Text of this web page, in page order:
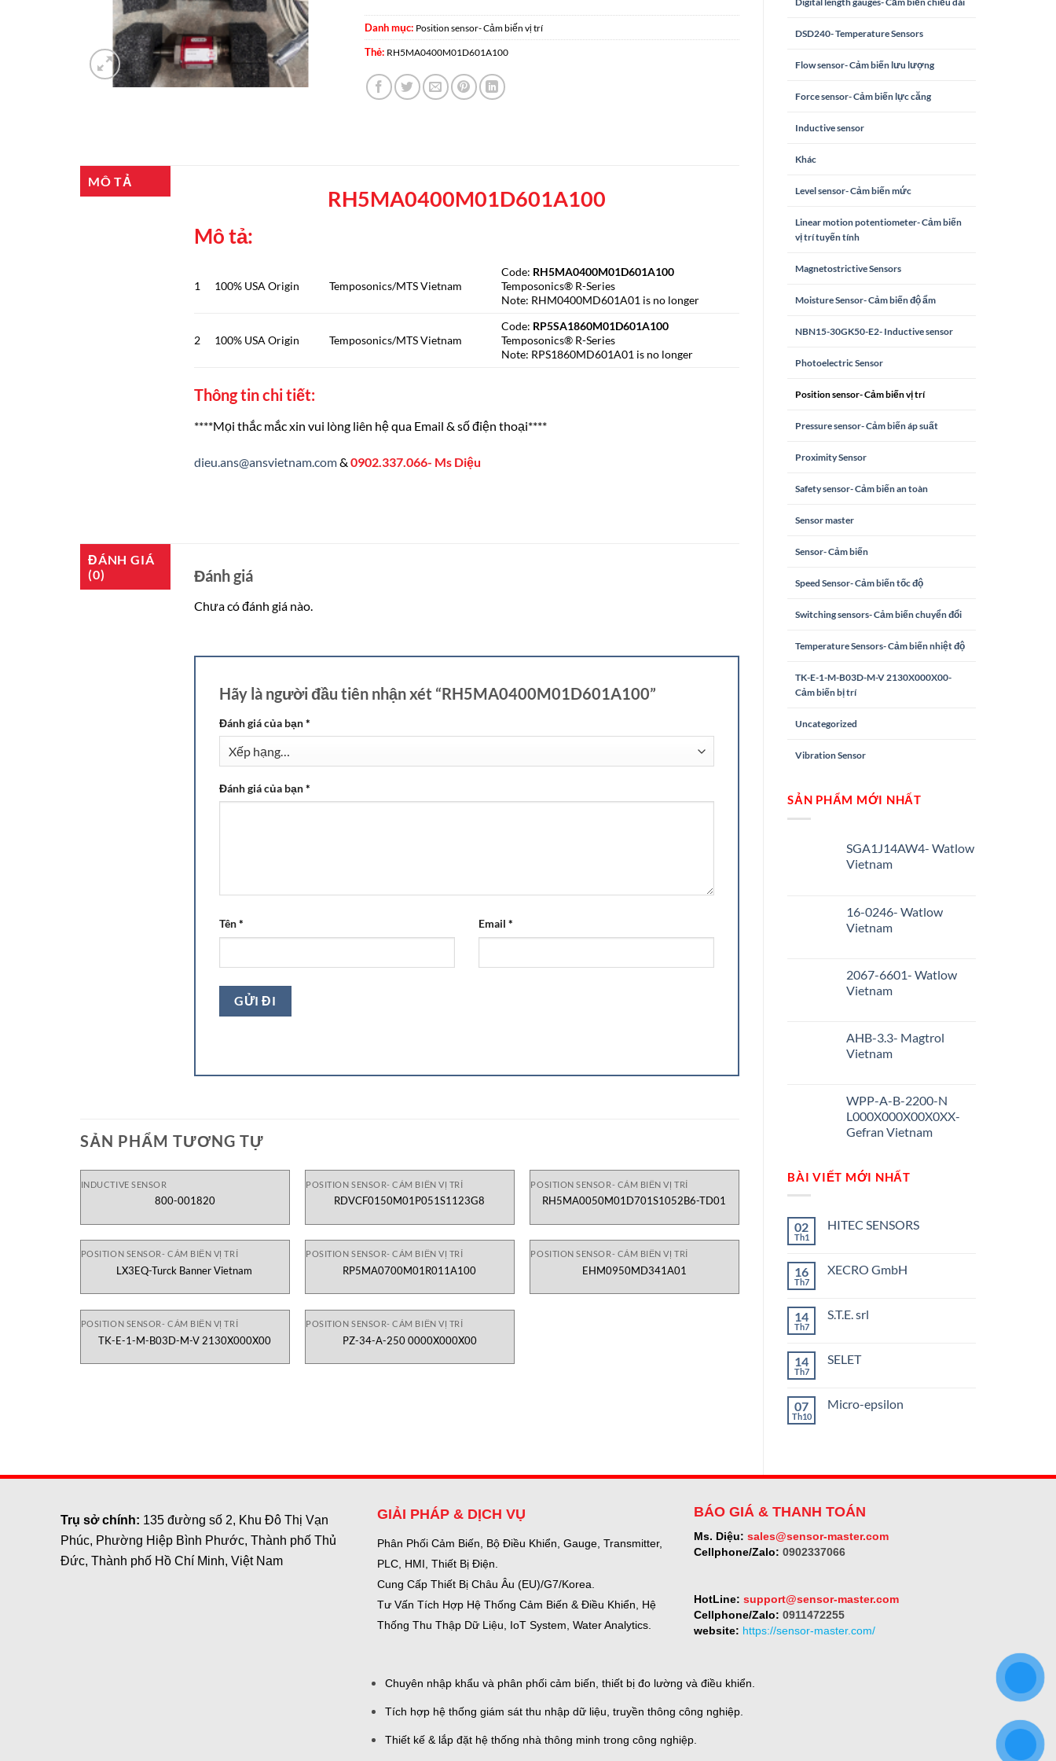
DSD240- Temperature Sensors
Flow sensor- Cảm biến lưu lượng
Force sensor- Cảm biến lực căng
Inductive sensor
Khác
Level sensor- Cảm biến mức
Linear motion potentiometer- Cảm biến
vị trí tuyến tính
Magnetostrictive Sensors
Moisture Sensor- Cảm biến độ ẩm
NBN15-30GK50-E2- Inductive sensor
Photoelectric Sensor
Position sensor- Cảm biến vị trí
Pressure sensor- Cảm biến áp suất
Proximity Sensor
Safety sensor- Cảm biến an toàn
Sensor master
Sensor- Cảm biến
Speed Sensor- Cảm biến tốc độ
Switching sensors- Cảm biến chuyển đổi
Temperature Sensors- Cảm biến nhiệt độ
TK-E-1-M-B03D-M-V 2130X000X00-
Cảm biến bị trí
Uncategorized
Vibration Sensor
SẢN PHẨM MỚI NHẤT
SGA1J14AW4- Watlow
Vietnam
16-0246- Watlow
Vietnam
2067-6601- Watlow
Vietnam
AHB-3.3- Magtrol
Vietnam
WPP-A-B-2200-N
L000X000X00X0XX-
Gefran Vietnam
BÀI VIẾT MỚI NHẤT
02
Th1
HITEC SENSORS
luận
16
Th7
XECRO GmbH
luận
14
Th7
S.T.E. srl
luận
14
Th7
SELET
luận
07
Th10
Micro-epsilon
epsilon
Danh mục: Position sensor- Cảm biến vị trí
Thẻ: RH5MA0400M01D601A100
MÔ TẢ
RH5MA0400M01D601A100
Mô tả:
1 100% USA Origin Temposonics/MTS Vietnam
Code: RH5MA0400M01D601A100
Temposonics® R-Series
Note: RHM0400MD601A01 is no longer
2 100% USA Origin Temposonics/MTS Vietnam
Code: RP5SA1860M01D601A100
Temposonics® R-Series
Note: RPS1860MD601A01 is no longer
Thông tin chi tiết:
****Mọi thắc mắc xin vui lòng liên hệ qua Email & số điện thoại****
dieu.ans@ansvietnam.com& 0902.337.066- Ms Diệu
ĐÁNH GIÁ
(0)
Đánh giá
Chưa có đánh giá nào.
Hãy là người đầu tiên nhận xét “RH5MA0400M01D601A100”
Đánh giá của bạn*
Đánh giá của bạn*
Tên* Email *
SẢN PHẨM TƯƠNG TỰ
INDUCTIVE SENSOR
800-001820
POSITION SENSOR- CẢM BIẾN VỊ TRÍ
RDVCF0150M01P051S1123G8
POSITION SENSOR- CẢM BIẾN VỊ TRÍ
RH5MA0050M01D701S1052B6-TD01
POSITION SENSOR- CẢM BIẾN VỊ TRÍ
LX3EQ-Turck Banner Vietnam
POSITION SENSOR- CẢM BIẾN VỊ TRÍ
RP5MA0700M01R011A100
POSITION SENSOR- CẢM BIẾN VỊ TRÍ
EHM0950MD341A01
POSITION SENSOR- CẢM BIẾN VỊ TRÍ
TK-E-1-M-B03D-M-V 2130X000X00
POSITION SENSOR- CẢM BIẾN VỊ TRÍ
PZ-34-A-250 0000X000X00
Trụ sở chính: 135 đường số 2, Khu Đô Thị Vạn
Phúc, Phường Hiệp Bình Phước, Thành phố Thủ
Đức, Thành phố Hồ Chí Minh, Việt Nam
GIẢI PHÁP & DỊCH VỤ
Phân Phối Cảm Biến, Bộ Điều Khiển, Gauge, Transmitter,
PLC, HMI, Thiết Bị Điện.
Cung Cấp Thiết Bị Châu Âu (EU)/G7/Korea.
Tư Vấn Tích Hợp Hệ Thống Cảm Biến & Điều Khiển, Hệ
Thống Thu Thập Dữ Liệu, IoT System, Water Analytics.
BÁO GIÁ & THANH TOÁN
Ms. Diệu: sales@sensor-master.com
Cellphone/Zalo: 0902337066
HotLine: support@sensor-master.com
Cellphone/Zalo: 0911472255
website: https://sensor-master.com/
Chuyên nhập khẩu và phân phối cảm biến, thiết bị đo lường và điều khiển.
Tích hợp hệ thống giám sát thu nhập dữ liệu, truyền thông công nghiệp.
Thiết kế & lắp đặt hệ thống nhà thông minh trong công nghiệp.